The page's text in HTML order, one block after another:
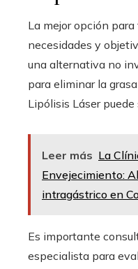
La mejor opción
necesidades y
una alternativa no
para eliminar la
Lipólisis Láser
Leer más La
Envejecimiento:
intragástrico en
Es importante
especialista para